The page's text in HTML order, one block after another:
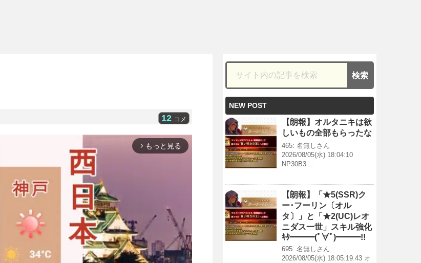
12 コメ
arrow_forward_ios もっと見る
NEW POST
【朗報】オルタニキは欲
しいもの全部もらったな
465: 名無しさん
2026/08/05(水) 18:04:10
NP30B3 …
【朗報】「★5(SSR)ク
ー･フーリン〔オル
タ〕」と「★2(UC)レオ
ニダス一世」スキル強化
ｷﾀ━━━(ﾟ∀ﾟ)━━━!!
695: 名無しさん
2026/08/05(水) 18:05:19.43 オ